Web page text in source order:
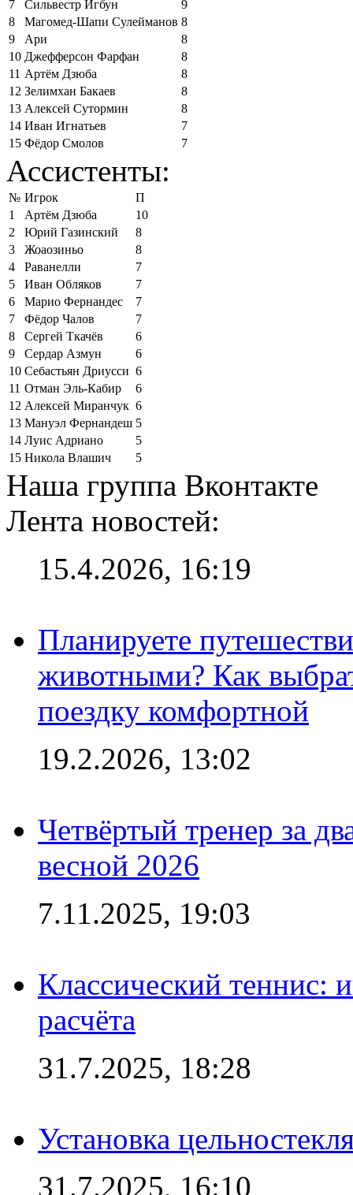
7
Сильвестр Игбун
9
8
Магомед-Шапи Сулейманов 8
9
Ари
8
10 Джефферсон Фарфан
8
11 Артём Дзюба
8
12 Зелимхан Бакаев
8
13 Алексей Сутормин
8
14 Иван Игнатьев
7
15 Фёдор Смолов 7
Ассистенты:
№ Игрок
П
1
Артём Дзюба
10
2
Юрий Газинский
8
3
Жоаозиньо
8
4
Раванелли
7
5
Иван Обляков
7
6
Марио Фернандес
7
7
Фёдор Чалов
7
8
Сергей Ткачёв
6
9
Сердар Азмун
6
10 Себастьян Дриусси 6
11 Отман Эль-Кабир
6
12 Алексей Миранчук 6
13 Мануэл Фернандеш 5
14 Луис Адриано
5
15 Никола Влашич 5
Наша группа Вконтакте
Лента новостей:
15.4.2026, 16:19
Планируете
животными? Как
поездку комфортной
19.2.2026, 13:02
Четвёртый тренер за
весной 2026
7.11.2025, 19:03
Классический теннис:
расчёта
31.7.2025, 18:28
Установка
31.7.2025, 16:10